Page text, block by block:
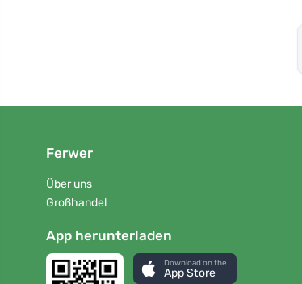
Ferwer
Über uns
Großhandel
App herunterladen
Download on the
App Store